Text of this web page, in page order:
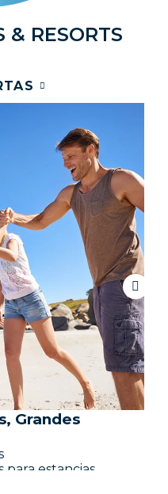
& RESORTS
Grandes
para estancias